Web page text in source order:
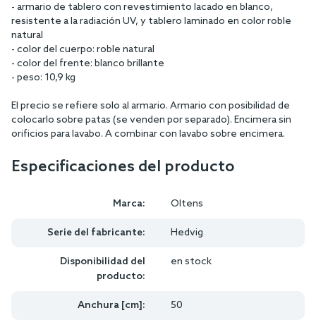
- armario de tablero con revestimiento lacado en blanco,
resistente a la radiación UV, y tablero laminado en color roble
natural
- color del cuerpo: roble natural
- color del frente: blanco brillante
- peso: 10,9 kg
El precio se refiere solo al armario. Armario con posibilidad de
colocarlo sobre patas (se venden por separado). Encimera sin
orificios para lavabo. A combinar con lavabo sobre encimera.
Especificaciones del producto
Marca: Oltens
Serie del fabricante: Hedvig
Disponibilidad del
producto:
en stock
Anchura [cm]: 50